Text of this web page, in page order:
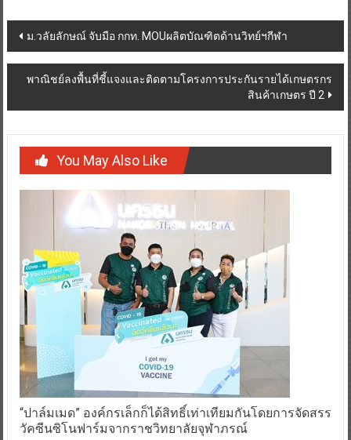
Post
navigation
ม.วลัยลักษณ์ จับมือ กกท. MOUผลิตบัณฑิตด้านวิทย์ฯกีฬา
พาณิชย์ลงพื้นที่ชี้แจงและติดตามโครงการประกันรายได้เกษตรกร
สินค้าเกษตร ปี 2
You May Also Like
“ปาล์มเมด” องค์กรเล็กก็ได้สิทธิ์เท่าเทียมกันโดยการจัดสรร
วัคซีนซิโนฟาร์มจากราชวิทยาลัยจุฬาภรณ์